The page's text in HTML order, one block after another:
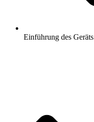
Einführung des Geräts